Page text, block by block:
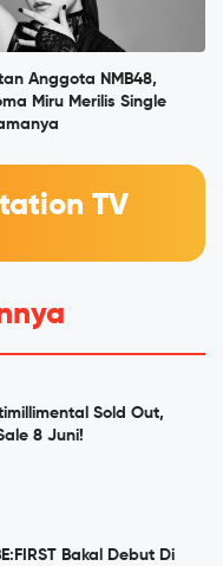
Anggota NMB48,
Miru Merilis Single
TV
Sold Out,
8 Juni!
Bakal Debut Di